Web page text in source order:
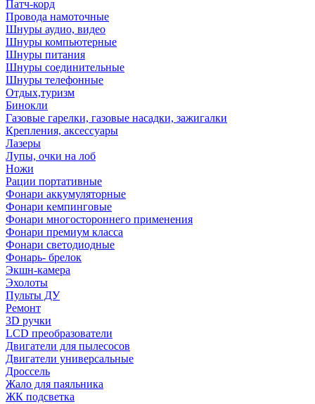
Патч-корд
Провода намоточные
Шнуры аудио, видео
Шнуры компьютерные
Шнуры питания
Шнуры соединительные
Шнуры телефонные
Отдых,туризм
Бинокли
Газовые гарелки, газовые насадки, зажигалки
Крепления, аксессуары
Лазеры
Лупы, очки на лоб
Ножи
Рации портативные
Фонари аккумуляторные
Фонари кемпинговые
Фонари многостороннего применения
Фонари премиум класса
Фонари светодиодные
Фонарь- брелок
Экшн-камера
Эхолоты
Пульты ДУ
Ремонт
3D ручки
LCD преобразователи
Двигатели для пылесосов
Двигатели универсальные
Дроссель
Жало для паяльника
ЖК подсветка